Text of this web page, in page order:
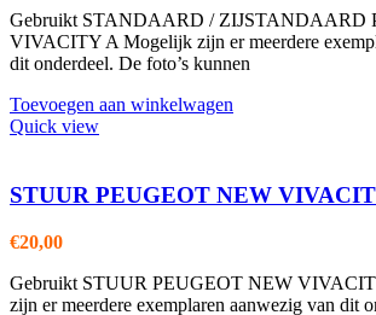
Gebruikt STANDAARD / ZIJSTANDAARD
VIVACITY A Mogelijk zijn er meerdere
dit onderdeel. De foto’s kunnen
Toevoegen aan winkelwagen
Quick view
STUUR PEUGEOT NEW
€20,00
Gebruikt STUUR PEUGEOT NEW
zijn er meerdere exemplaren aanwezig van dit